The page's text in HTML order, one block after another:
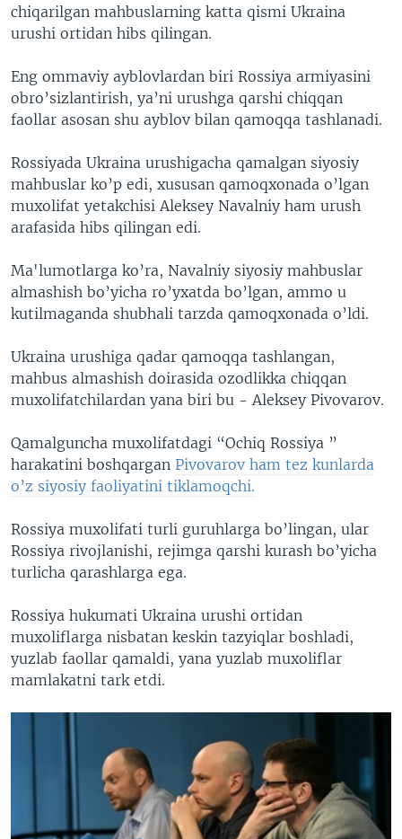
chiqarilgan mahbuslarning katta qismi Ukraina
urushi ortidan hibs qilingan.
Eng ommaviy ayblovlardan biri Rossiya armiyasini
obro’sizlantirish, ya’ni urushga qarshi chiqqan
faollar asosan shu ayblov bilan qamoqqa tashlanadi.
Rossiyada Ukraina urushigacha qamalgan siyosiy
mahbuslar ko’p edi, xususan qamoqxonada o’lgan
muxolifat yetakchisi Aleksey Navalniy ham urush
arafasida hibs qilingan edi.
Ma'lumotlarga ko’ra, Navalniy siyosiy mahbuslar
almashish bo’yicha ro’yxatda bo’lgan, ammo u
kutilmaganda shubhali tarzda qamoqxonada o’ldi.
Ukraina urushiga qadar qamoqqa tashlangan,
mahbus almashish doirasida ozodlikka chiqqan
muxolifatchilardan yana biri bu - Aleksey Pivovarov.
Qamalguncha muxolifatdagi “Ochiq Rossiya ”
harakatini boshqargan Pivovarov ham tez kunlarda
o’z siyosiy faoliyatini tiklamoqchi.
Rossiya muxolifati turli guruhlarga bo’lingan, ular
Rossiya rivojlanishi, rejimga qarshi kurash bo’yicha
turlicha qarashlarga ega.
Rossiya hukumati Ukraina urushi ortidan
muxoliflarga nisbatan keskin tazyiqlar boshladi,
yuzlab faollar qamaldi, yana yuzlab muxoliflar
mamlakatni tark etdi.